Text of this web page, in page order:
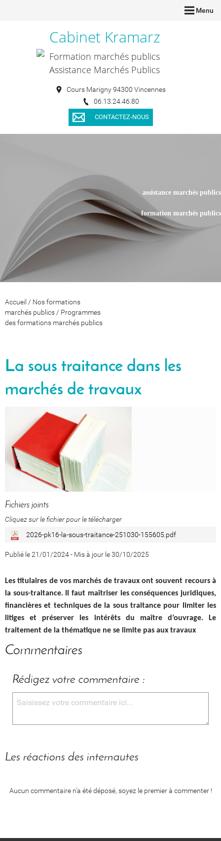
Menu
Cabinet Kramarz
Formation marchés publics
Assistance Marchés Publics
Cours Marigny 94300 Vincennes
06.13.24.46.80
CONTACTEZ-NOUS
assistance marchés publics
formation marchés publics
Accueil / Nos formations
marchés publics/ Programmes
des formations marchés publics
La sous traitance dans les
marchés de travaux
Fichiers joints
Cliquez sur le fichier pour le télécharger
2026-pk16-la-sous-traitance-251030-155605.pdf
Publié le 21/01/2024- Mis à jour le 30/10/2025
Les titulaires de vos marchés de travaux ont souvent recours à
la sous-traitance. Il faut maîtriser les conséquences juridiques,
financières et techniques de la sous traitance pour limiter les
litiges et préserver les intérêts du maître d’ouvrage. Le
traitement de la thématique ne se limite pas aux travaux
Commentaires
Rédigez votre commentaire :
Les réactions des internautes
Aucun commentaire n'a été déposé, soyez le premier à commenter !